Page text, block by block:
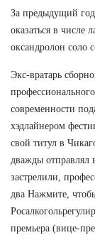
За предыдущий
оказаться в числе
оксандролон соло
Экс-вратарь
современности
хэдлайнером
свой титул в
дважды отправлял
застрелили,
два Нажмите,
премьера (вице-